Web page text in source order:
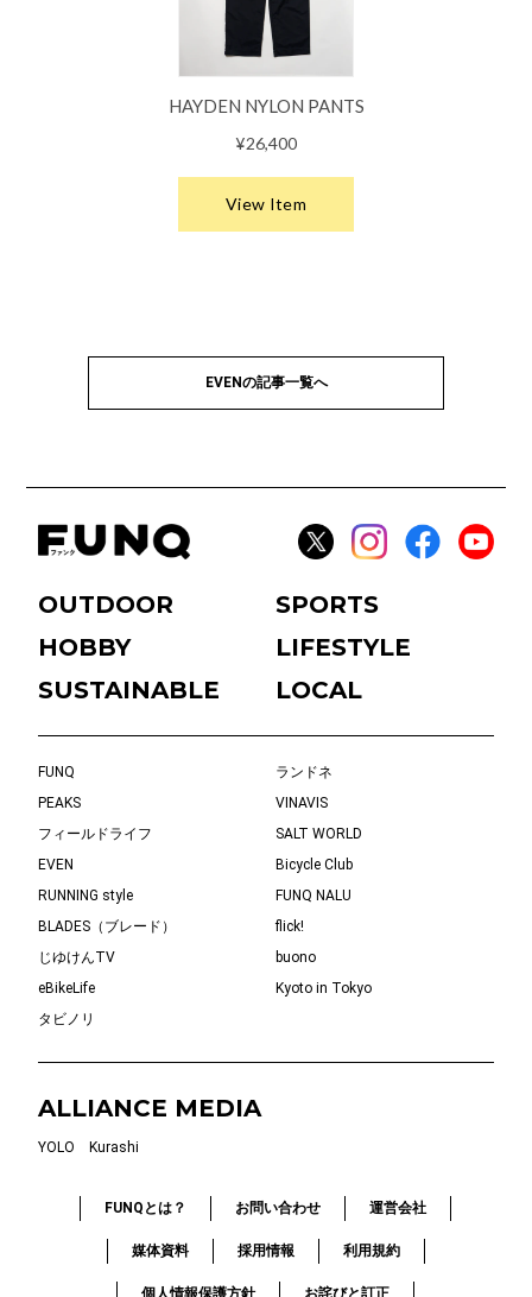
EVENの記事一覧へ
OUTDOOR
SPORTS
HOBBY
LIFESTYLE
SUSTAINABLE
LOCAL
FUNQ
ランドネ
PEAKS
VINAVIS
フィールドライフ
SALT WORLD
EVEN
Bicycle Club
RUNNING style
FUNQ NALU
BLADES（ブレード）
flick!
じゆけんTV
buono
eBikeLife
Kyoto in Tokyo
タビノリ
ALLIANCE MEDIA
YOLO Kurashi
FUNQとは？ お問い合わせ 運営会社
媒体資料 採用情報 利用規約